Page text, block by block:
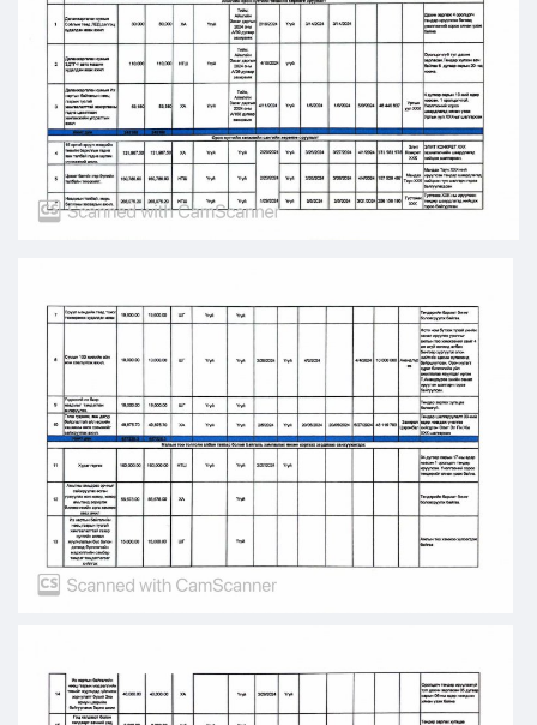
Ил тод байдал
Бодлого төлөвлөлт